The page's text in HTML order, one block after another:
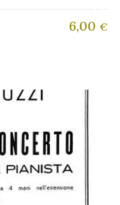
6,00 €